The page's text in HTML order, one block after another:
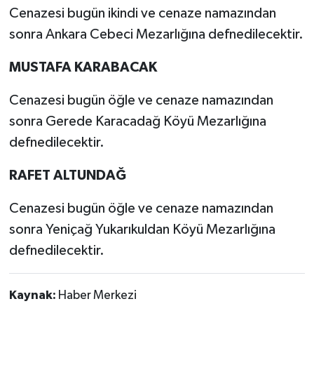
Cenazesi bugün ikindi ve cenaze namazından
sonra Ankara Cebeci Mezarlığına defnedilecektir.
MUSTAFA KARABACAK
Cenazesi bugün öğle ve cenaze namazından
sonra Gerede Karacadağ Köyü Mezarlığına
defnedilecektir.
RAFET ALTUNDAĞ
Cenazesi bugün öğle ve cenaze namazından
sonra Yeniçağ Yukarıkuldan Köyü Mezarlığına
defnedilecektir.
Kaynak: Haber Merkezi